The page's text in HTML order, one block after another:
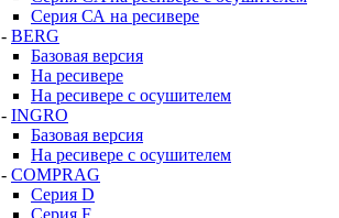
Серия СА на ресивере
- BERG
Базовая версия
На ресивере
На ресивере с осушителем
- INGRO
Базовая версия
На ресивере с осушителем
- COMPRAG
Серия D
Серия F